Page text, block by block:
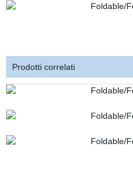
Prodotti correlati